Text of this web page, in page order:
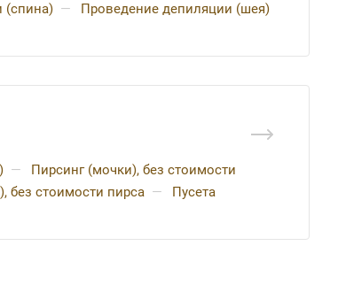
(спина) — Проведение депиляции (шея)
—
Пирсинг (мочки), без стоимости
без стоимости пирса — Пусета